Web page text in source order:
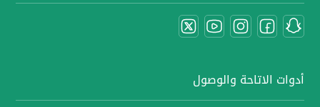
أدوات الاتاحة والوصول